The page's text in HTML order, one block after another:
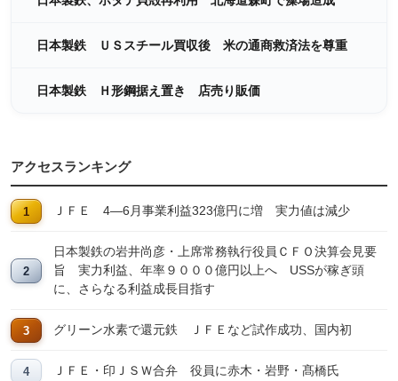
日本製鉄 ＵＳスチール買収後 米の通商救済法を尊重
日本製鉄 Ｈ形鋼据え置き 店売り販価
アクセスランキング
ＪＦＥ 4―6月事業利益323億円に増 実力値は減少
日本製鉄の岩井尚彦・上席常務執行役員ＣＦＯ決算会見要
旨 実力利益、年率９０００億円以上へ USSが稼ぎ頭
に、さらなる利益成長目指す
グリーン水素で還元鉄 ＪＦＥなど試作成功、国内初
ＪＦＥ・印ＪＳＷ合弁 役員に赤木・岩野・髙橋氏